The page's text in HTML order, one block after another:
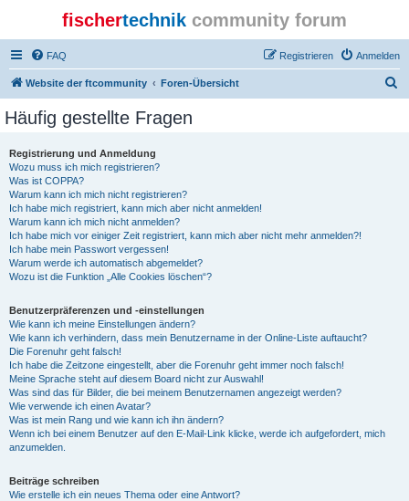
fischertechnik community forum
FAQ Anmelden
Registrieren
Website der ftcommunity Foren-Übersicht
Häufig gestellte Fragen
Registrierung und Anmeldung
Wozu muss ich mich registrieren?
Was ist COPPA?
Warum kann ich mich nicht registrieren?
Ich habe mich registriert, kann mich aber nicht anmelden!
Warum kann ich mich nicht anmelden?
Ich habe mich vor einiger Zeit registriert, kann mich aber nicht mehr anmelden?!
Ich habe mein Passwort vergessen!
Warum werde ich automatisch abgemeldet?
Wozu ist die Funktion „Alle Cookies löschen“?
Benutzerpräferenzen und -einstellungen
Wie kann ich meine Einstellungen ändern?
Wie kann ich verhindern, dass mein Benutzername in der Online-Liste auftaucht?
Die Forenuhr geht falsch!
Ich habe die Zeitzone eingestellt, aber die Forenuhr geht immer noch falsch!
Meine Sprache steht auf diesem Board nicht zur Auswahl!
Was sind das für Bilder, die bei meinem Benutzernamen angezeigt werden?
Wie verwende ich einen Avatar?
Was ist mein Rang und wie kann ich ihn ändern?
Wenn ich bei einem Benutzer auf den E-Mail-Link klicke, werde ich aufgefordert, mich
anzumelden.
Beiträge schreiben
Wie erstelle ich ein neues Thema oder eine Antwort?